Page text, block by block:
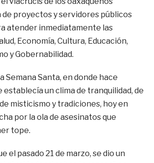
proyectos y servidores públicos
atender inmediatamente las
Economía, Cultura, Educación,
y Gobernabilidad.
Semana Santa, en donde hace
establecía un clima de tranquilidad, de
misticismo y tradiciones, hoy en
por la ola de asesinatos que
tope.
el pasado 21 de marzo, se dio un